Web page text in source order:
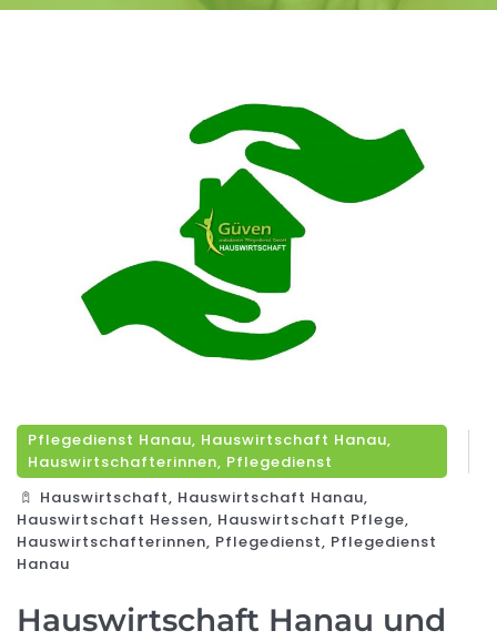
Pflegedienst Hanau, Hauswirtschaft Hanau,
Hauswirtschafterinnen, Pflegedienst
Hauswirtschaft, Hauswirtschaft Hanau,
Hauswirtschaft Hessen, Hauswirtschaft Pflege,
Hauswirtschafterinnen, Pflegedienst, Pflegedienst
Hanau
Hauswirtschaft Hanau und